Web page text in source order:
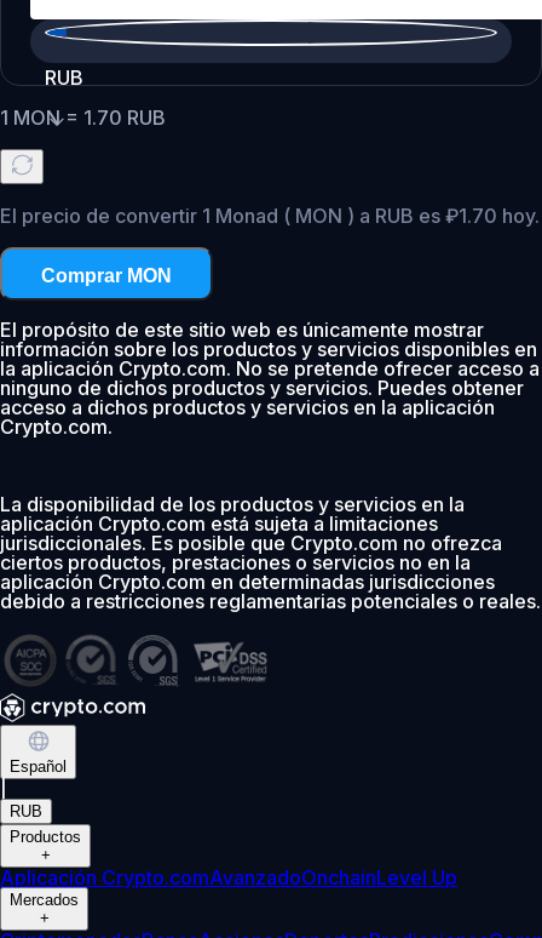
RUB
1 MON= 1.70 RUB
El precio de convertir 1 Monad ( MON ) a RUB es ₽1.70 hoy.
Comprar MON
El propósito de este sitio web es únicamente mostrar
información sobre los productos y servicios disponibles en
la aplicación Crypto.com. No se pretende ofrecer acceso a
ninguno de dichos productos y servicios. Puedes obtener
acceso a dichos productos y servicios en la aplicación
Crypto.com.
La disponibilidad de los productos y servicios en la
aplicación Crypto.com está sujeta a limitaciones
jurisdiccionales. Es posible que Crypto.com no ofrezca
ciertos productos, prestaciones o servicios no en la
aplicación Crypto.com en determinadas jurisdicciones
debido a restricciones reglamentarias potenciales o reales.
Español
RUB
Productos
+
Aplicación Crypto.comAvanzadoOnchainLevel Up
Mercados
+